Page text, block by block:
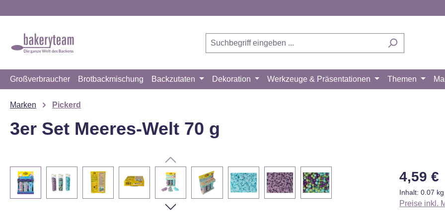
Großverbraucher Brotbackmischung Backzutaten Dekoration Werkzeuge & Präsentationen Themen
Marken Pickerd
3er Set Meeres-Welt 70 g
Bildergalerie überspringen Regulärer
4,59 €
Inhalt: 0.07 kg
Preise inkl.